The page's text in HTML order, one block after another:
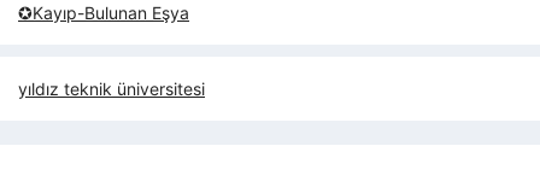
✪Kayıp-Bulunan Eşya
yıldız teknik üniversitesi